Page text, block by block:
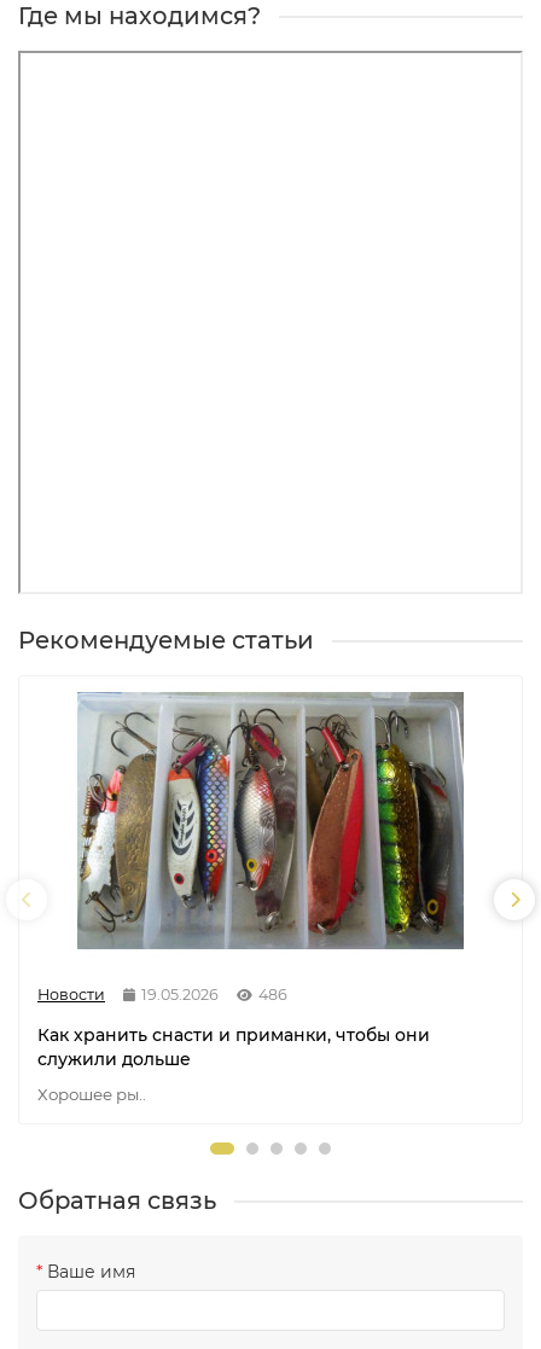
Где мы находимся?
Рекомендуемые статьи
Новости 19.05.2026 486
Как хранить снасти и приманки, чтобы они
служили дольше
Хорошее ры..
Обратная связь
Ваше имя